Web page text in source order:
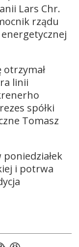
Lars Chr.
rządu
linii
spółki
Tomasz
i potrwa